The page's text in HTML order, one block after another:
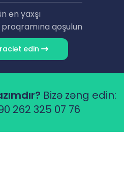
ən yaxşı
qoşulun
edin
Bizə zəng edin:
262 325 07 76